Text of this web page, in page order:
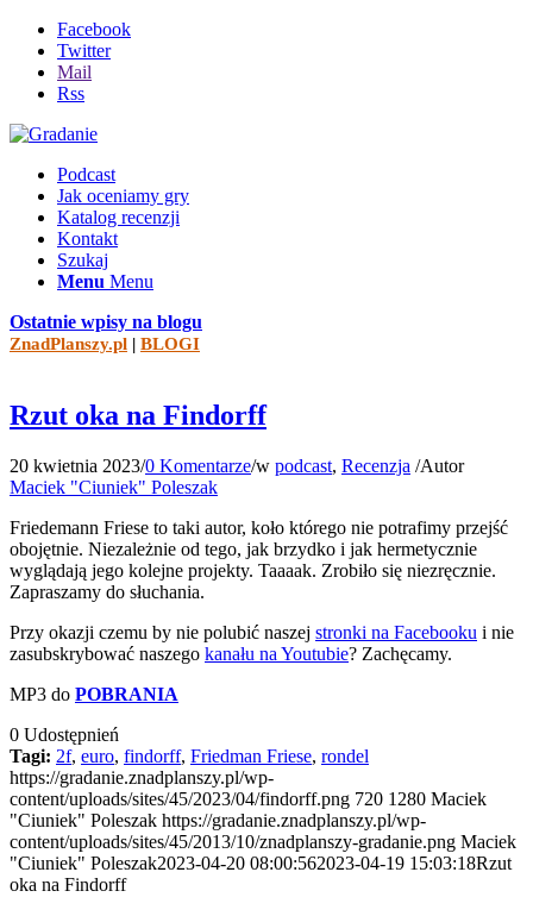
Facebook
Twitter
Mail
Rss
Podcast
Jak oceniamy gry
Katalog recenzji
Kontakt
Szukaj
Menu Menu
Ostatnie wpisy na blogu
ZnadPlanszy.pl | BLOGI
Rzut oka na Findorff
20 kwietnia 2023/0 Komentarze/w podcast, Recenzja /Autor
Maciek "Ciuniek" Poleszak
Friedemann Friese to taki autor, koło którego nie potrafimy przejść
obojętnie. Niezależnie od tego, jak brzydko i jak hermetycznie
wyglądają jego kolejne projekty. Taaaak. Zrobiło się niezręcznie.
Zapraszamy do słuchania.
Przy okazji czemu by nie polubić naszej stronki na Facebooku i nie
zasubskrybować naszego kanału na Youtubie? Zachęcamy.
MP3 do POBRANIA
0 Udostępnień
Tagi: 2f, euro, findorff, Friedman Friese, rondel
https://gradanie.znadplanszy.pl/wp-
content/uploads/sites/45/2023/04/findorff.png 720 1280 Maciek
"Ciuniek" Poleszak https://gradanie.znadplanszy.pl/wp-
content/uploads/sites/45/2013/10/znadplanszy-gradanie.png Maciek
"Ciuniek" Poleszak2023-04-20 08:00:562023-04-19 15:03:18Rzut
oka na Findorff